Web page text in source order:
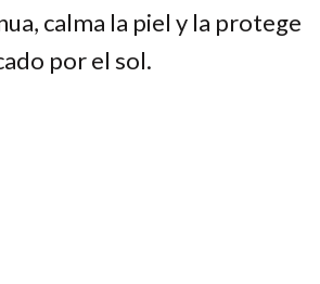
calma la piel y la protege
por el sol.